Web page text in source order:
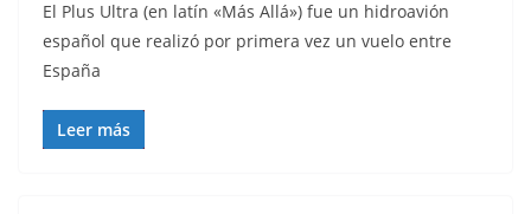
El Plus Ultra (en latín «Más Allá») fue un hidroavión
español que realizó por primera vez un vuelo entre
España
Leer más